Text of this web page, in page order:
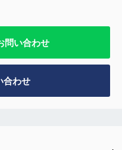
問い合わせ
合わせ